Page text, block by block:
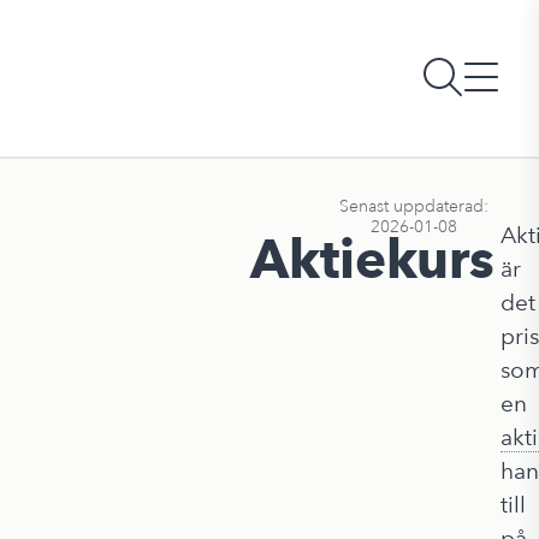
Aktiekurs
Senast uppdaterad:
2026-01-08
är
det
pris
en
till